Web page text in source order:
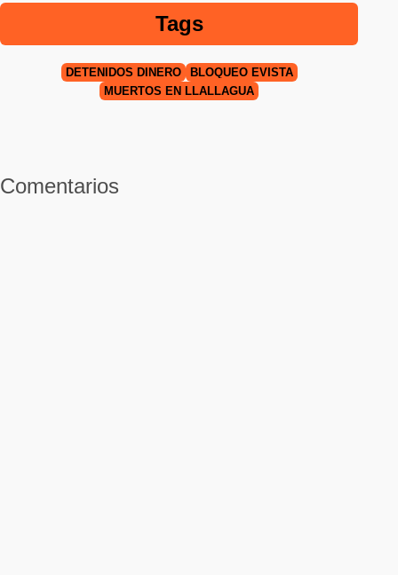
Tags
DETENIDOS DINERO
BLOQUEO EVISTA
MUERTOS EN LLALLAGUA
Comentarios